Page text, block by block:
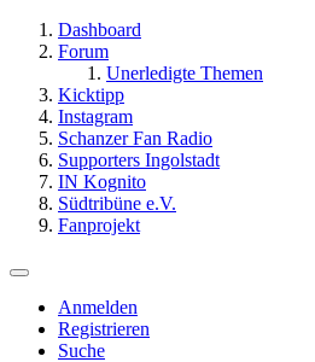
Dashboard
Forum
Unerledigte Themen
Kicktipp
Instagram
Schanzer Fan Radio
Supporters Ingolstadt
IN Kognito
Südtribüne e.V.
Fanprojekt
Anmelden
Registrieren
Suche